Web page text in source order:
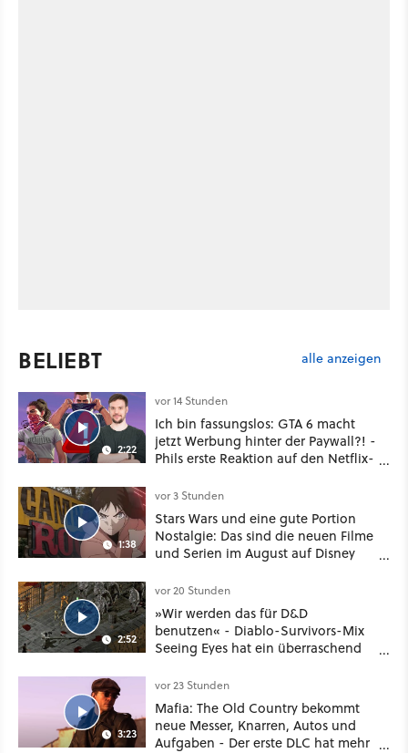
BELIEBT alle anzeigen
2:22
vor 14 Stunden
Ich bin fassungslos: GTA 6 macht
jetzt Werbung hinter der Paywall?! -
Phils erste Reaktion auf den Netflix-
1:38
vor 3 Stunden
Stars Wars und eine gute Portion
Nostalgie: Das sind die neuen Filme
und Serien im August auf Disney
2:52
vor 20 Stunden
»Wir werden das für D&D
benutzen« - Diablo-Survivors-Mix
Seeing Eyes hat ein überraschend
3:23
vor 23 Stunden
Mafia: The Old Country bekommt
neue Messer, Knarren, Autos und
Aufgaben - Der erste DLC hat mehr